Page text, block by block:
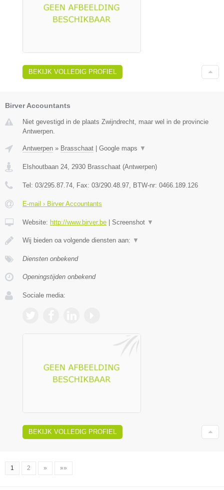
BEKIJK VOLLEDIG PROFIEL
Birver Accountants
Niet gevestigd in de plaats Zwijndrecht, maar wel in de provincie
Antwerpen.
Antwerpen » Brasschaat Google maps ▼
Elshoutbaan 24 2930 Brasschaat (Antwerpen)
Tel: 03/295.87.74 , Fax: 03/290.48.97 , BTW-nr: 0466.189.126
E-mail › Birver Accountants
Website: http://www.birver.be Screenshot ▼
Wij bieden oa volgende diensten aan: ▼
Diensten onbekend
Openingstijden onbekend
Sociale media:
BEKIJK VOLLEDIG PROFIEL
1 2 » »»